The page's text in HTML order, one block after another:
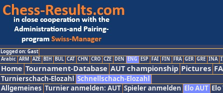
Logged on: Gast
Arabic ARM AZE BIH BUL CAT CHN CRO CZE DEN ENG ESP FAI FIN FRA GER GRE INA
Home Tournament-Database AUT championship Pictures
Turnierschach-Elozahl Schnellschach-Elozahl
Allgemeines Turnier anmelden: AUT Spieler anmelden Elo AUT